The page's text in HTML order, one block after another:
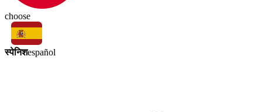
choose
स्पेनिशespañol